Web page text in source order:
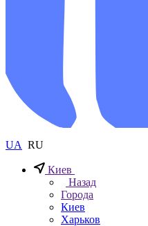
UA RU
Киев
Назад
Города
Киев
Харьков